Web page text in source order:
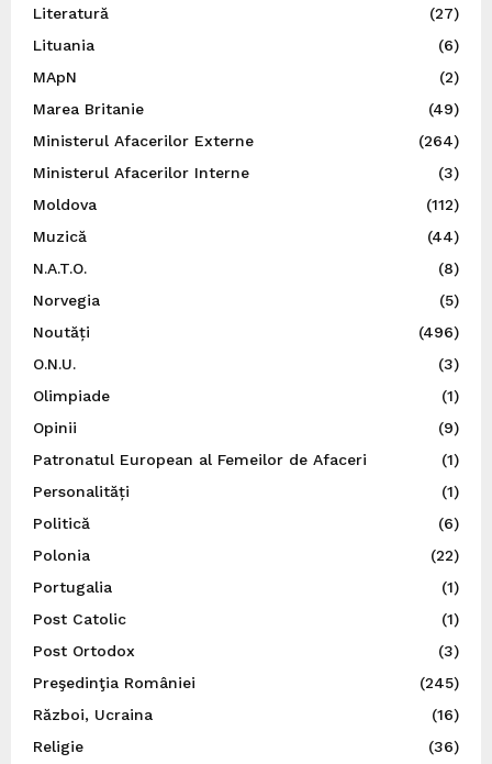
Literatură
(27)
Lituania
(6)
MApN
(2)
Marea Britanie
(49)
Ministerul Afacerilor Externe
(264)
Ministerul Afacerilor Interne
(3)
Moldova
(112)
Muzică
(44)
N.A.T.O.
(8)
Norvegia
(5)
Noutăți
(496)
O.N.U.
(3)
Olimpiade
(1)
Opinii
(9)
Patronatul European al Femeilor de Afaceri
(1)
Personalități
(1)
Politică
(6)
Polonia
(22)
Portugalia
(1)
Post Catolic
(1)
Post Ortodox
(3)
Preşedinţia României
(245)
Război, Ucraina
(16)
Religie
(36)